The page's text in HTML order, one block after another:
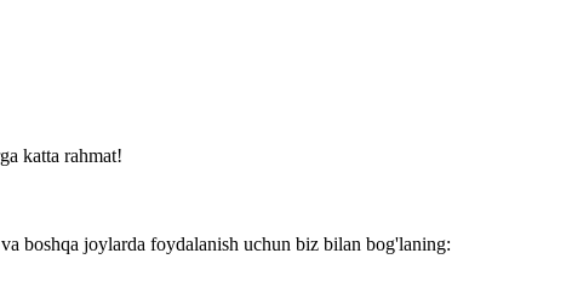
katta rahmat!
boshqa joylarda foydalanish uchun biz bilan bog'laning: